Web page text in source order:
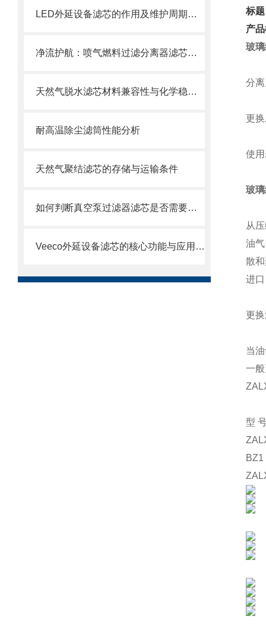
LED外延设备滤芯的作用及维护周期科普
净流护航：喷气燃料过滤分离器滤芯的使用目的
天然气脱水滤芯材料兼容性与化学稳定性
耐高温除尘滤筒性能分析
天然气聚结滤芯的存储与运输条件
如何判断真空泵过滤器滤芯是否需要更换？
Veeco外延设备滤芯的核心功能与应用场景
标
产
玻
分
更
使
玻
从
油
散
进
更
当
一
型
BZ1